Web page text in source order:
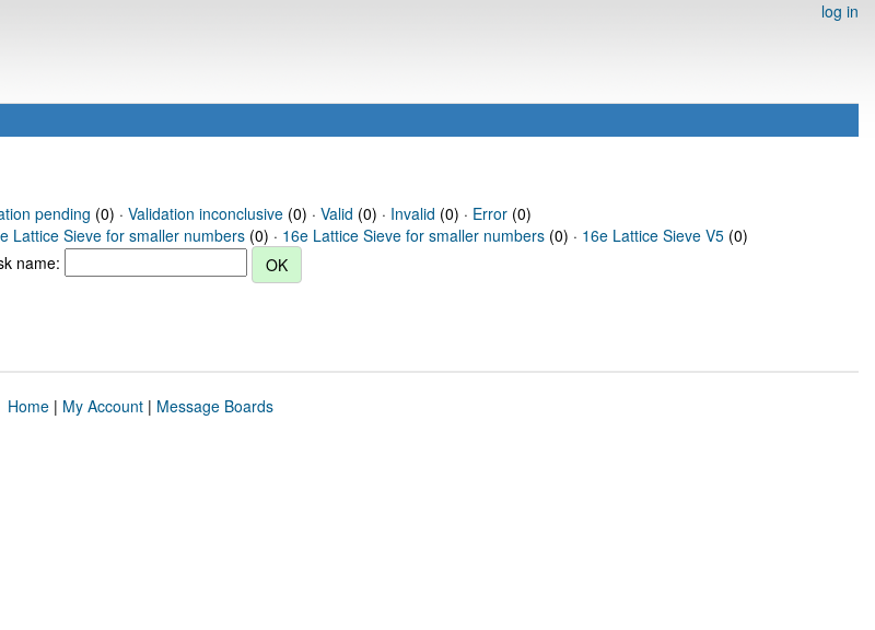
log in
pending (0) · Validation inconclusive(0) · Valid (0) · Invalid (0) · Error(0)
Lattice Sieve for smaller numbers (0) · 16e Lattice Sieve for smaller numbers (0) · 16e Lattice Sieve V5 (0)
name:
Home| My Account| Message Boards